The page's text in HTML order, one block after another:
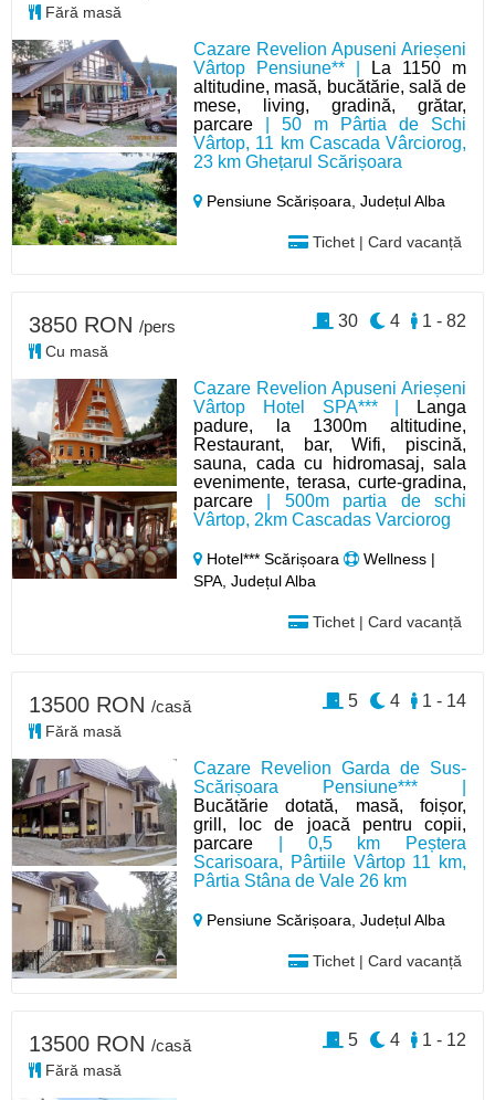
Cazare Revelion Apuseni Arieșeni
Vârtop Pensiune** |
La 1150 m
altitudine, masă, bucătărie, sală de
mese, living, gradină, grătar,
parcare | 50 m Pârtia de Schi
Vârtop, 11 km Cascada Vârciorog,
23 km Ghețarul Scărișoara
Pensiune Scărișoara,Județul Alba
Tichet | Card vacanță
Fără masă
Cazare Revelion Apuseni Arieșeni
Vârtop Hotel SPA*** |
Langa
padure, la 1300m altitudine,
Restaurant, bar, Wifi, piscină,
sauna, cada cu hidromasaj, sala
evenimente, terasa, curte-gradina,
parcare | 500m partia de schi
Vârtop, 2km Cascadas Varciorog
Hotel*** Scărișoara
Wellness |
SPA, Județul Alba
Tichet | Card vacanță
3850 RON /pers
Cu masă
1 - 82
4
30
Cazare Revelion Garda de Sus-
Scărișoara Pensiune*** |
Bucătărie dotată, masă, foișor,
grill, loc de joacă pentru copii,
parcare | 0,5 km Peștera
Scarisoara, Pârtiile Vârtop 11 km,
Pârtia Stâna de Vale 26 km
Pensiune Scărișoara,Județul Alba
Tichet | Card vacanță
13500 RON /casă
Fără masă
1 - 14
4
5
13500 RON /casă
Fără masă
1 - 12
4
5